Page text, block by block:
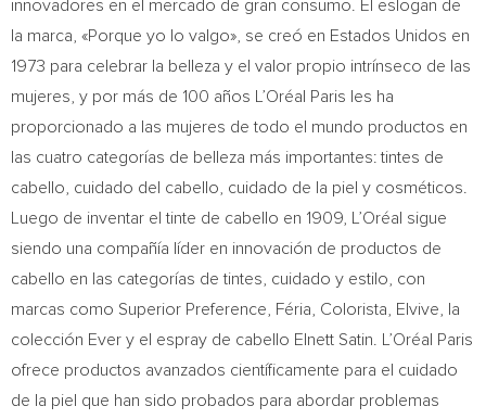
innovadores en el mercado de gran consumo. El eslogan de
la marca, «Porque yo lo valgo», se creó en Estados Unidos en
1973 para celebrar la belleza y el valor propio intrínseco de las
mujeres, y por más de 100 años L’Oréal Paris les ha
proporcionado a las mujeres de todo el mundo productos en
las cuatro categorías de belleza más importantes: tintes de
cabello, cuidado del cabello, cuidado de la piel y cosméticos.
Luego de inventar el tinte de cabello en 1909, L’Oréal sigue
siendo una compañía líder en innovación de productos de
cabello en las categorías de tintes, cuidado y estilo, con
marcas como Superior Preference, Féria, Colorista, Elvive, la
colección Ever y el espray de cabello Elnett Satin. L’Oréal Paris
ofrece productos avanzados científicamente para el cuidado
de la piel que han sido probados para abordar problemas